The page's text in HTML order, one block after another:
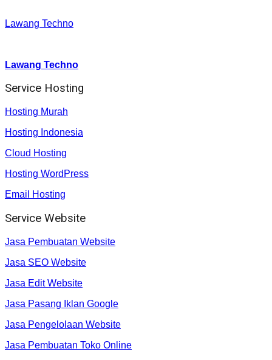
Lawang Techno
Lawang Techno
Service Hosting
Hosting Murah
Hosting Indonesia
Cloud Hosting
Hosting WordPress
Email Hosting
Service Website
Jasa Pembuatan Website
Jasa SEO Website
Jasa Edit Website
Jasa Pasang Iklan Google
Jasa Pengelolaan Website
Jasa Pembuatan Toko Online